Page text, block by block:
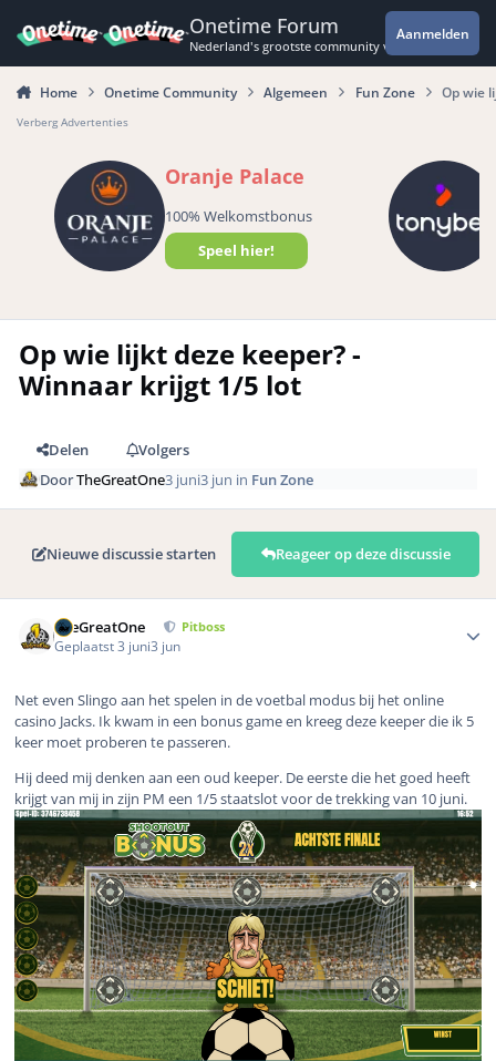
Onetime Forum
Nederland's grootste community voor de
Aanmelden
Home Onetime Community Algemeen Fun Zone Op wie
Verberg Advertenties
Oranje Palace
100% Welkomstbonus
Speel hier!
Op wie lijkt deze keeper? -
Winnaar krijgt 1/5 lot
Delen
Volgers
DoorTheGreatOne3 juni3 jun in Fun Zone
Nieuwe discussie starten Reageer op deze discussie
TheGreatOne Pitboss
Geplaatst 3 juni3 jun
Net even Slingo aan het spelen in de voetbal modus bij het online
casino Jacks. Ik kwam in een bonus game en kreeg deze keeper die ik 5
keer moet proberen te passeren.
Hij deed mij denken aan een oud keeper. De eerste die het goed heeft
krijgt van mij in zijn PM een 1/5 staatslot voor de trekking van 10 juni.